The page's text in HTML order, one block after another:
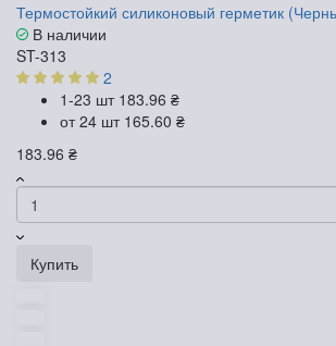
Термостойкий силиконовый герметик
В наличии
ST-313
2
1-23 шт 183.96 ₴
от 24 шт 165.60 ₴
183.96 ₴
Купить